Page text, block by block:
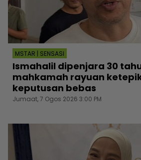
MSTAR | SENSASI
Ismahalil dipenjara 30
mahkamah rayuan
keputusan bebas
Jumaat, 7 Ogos 2026 3:00 PM